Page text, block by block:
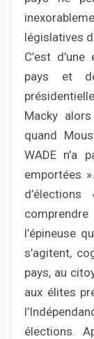
législatives
C’est
pays et
Macky
quand
WADE n’a
emportées
l’épineuse
s’agitent,
pays, au
aux élites
élections.